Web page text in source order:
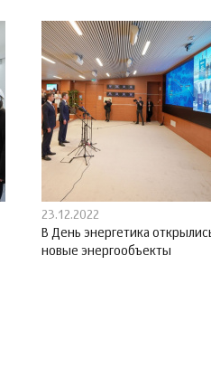
23.12.2022
В День энергетика
новые энергообъекты